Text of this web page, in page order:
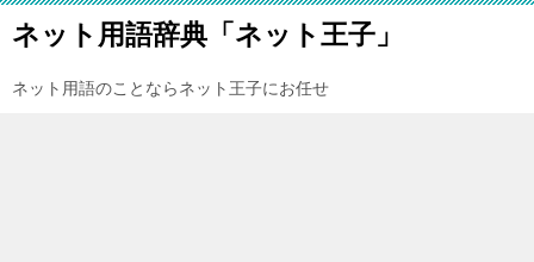
ネット用語辞典「ネット王子」
ネット用語のことならネット王子にお任せ